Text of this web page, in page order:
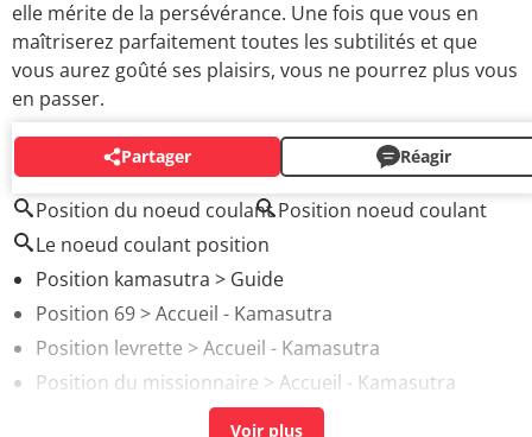
elle mérite de la persévérance. Une fois que vous en
maîtriserez parfaitement toutes les subtilités et que
vous aurez goûté ses plaisirs, vous ne pourrez plus vous
en passer.
Partager Réagir
AUTOUR DU MÊME SUJET
Position du noeud coulant Position noeud coulant
Le noeud coulant position
Position kamasutra > Guide
Position 69> Accueil - Kamasutra
Position levrette > Accueil - Kamasutra
Position du missionnaire > Accueil - Kamasutra
> Accueil - Kamasutra